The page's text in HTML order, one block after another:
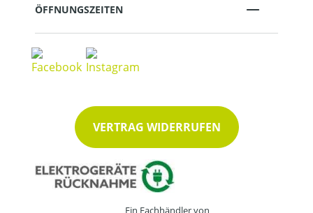
ÖFFNUNGSZEITEN
VERTRAG WIDERRUFEN
Ein Fachhändler von